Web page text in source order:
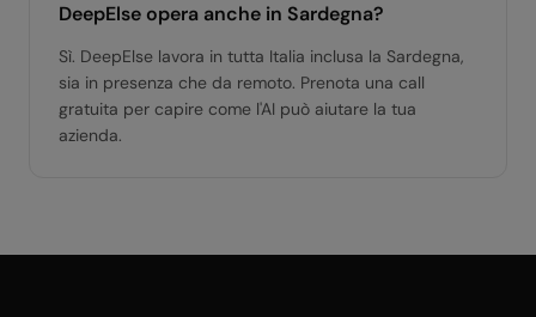
DeepElse opera anche in Sardegna?
Sì. DeepElse lavora in tutta Italia inclusa la Sardegna,
sia in presenza che da remoto. Prenota una call
gratuita per capire come l'AI può aiutare la tua
azienda.